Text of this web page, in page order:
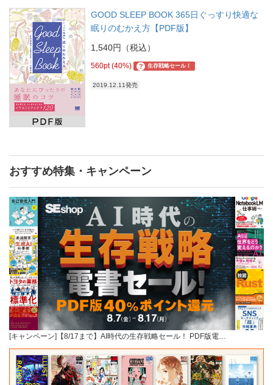
GOOD SLEEP BOOK 365日ぐっすり快適な
眠りのむかえ方【PDF版】
1,540円（税込）
560pt (40%) ? 生存戦略セール！
2019.12.11発売
おすすめ特集・キャンペーン
[キャンペーン]【8/17まで】AI時代の生存戦略セール！ PDF版電…